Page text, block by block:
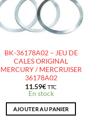
BK-36178A02 – JEU DE
CALES ORIGINAL
MERCURY / MERCRUISER
36178A02
11.59€ TTC
En stock
AJOUTER AU PANIER